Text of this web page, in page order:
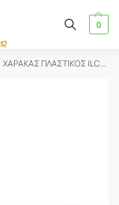
0
ΧΑΡΑΚΑΣ ΠΛΑΣΤΙΚΟΣ ILCA 60cm